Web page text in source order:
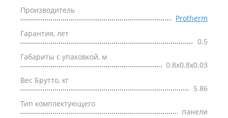
Производитель
Protherm
Гарантия, лет
0.5
Габариты с упаковкой, м
0.8x0.8x0.03
Вес Брутто, кг
5.86
Тип комплектующего
панели